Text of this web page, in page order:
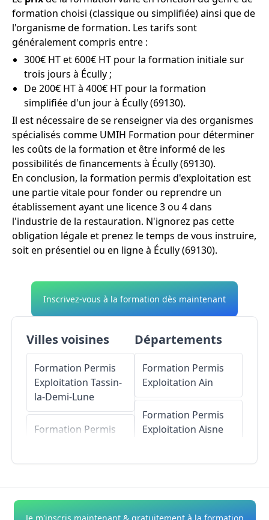
formation choisi (classique ou simplifiée) ainsi que de
l'organisme de formation. Les tarifs sont
généralement compris entre :
300€ HT et 600€ HT pour la formation initiale sur
trois jours à Écully ;
De 200€ HT à 400€ HT pour la formation
simplifiée d'un jour à Écully (69130).
Il est nécessaire de se renseigner via des organismes
spécialisés comme UMIH Formation pour déterminer
les coûts de la formation et être informé de les
possibilités de financements à Écully (69130).
En conclusion, la formation permis d'exploitation est
une partie vitale pour fonder ou reprendre un
établissement ayant une licence 3 ou 4 dans
l'industrie de la restauration. N'ignorez pas cette
obligation légale et prenez le temps de vous instruire,
soit en présentiel ou en ligne à Écully (69130).
Inscrivez-vous à la formation dès maintenant
Villes voisines
Formation Permis
Exploitation Tassin-
la-Demi-Lune
Formation Permis
Formation Permis
Départements
Formation Permis
Exploitation Ain
Formation Permis
Exploitation Aisne
Formation Permis
Je m'inscris maintenant & gratuitement à la formation